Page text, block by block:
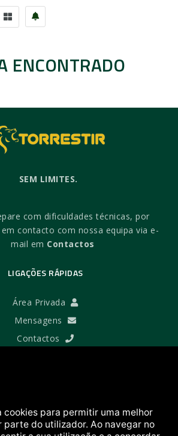
ENCONTRADO
SEM LIMITES.
com dificuldades técnicas, por
contacto com nossa equipa via e-
mail em Contactos
LIGAÇÕES RÁPIDAS
Área Privada
Mensagens
Contactos
Política de Privacidade
cookies para permitir uma melhor
parte do utilizador. Ao navegar no